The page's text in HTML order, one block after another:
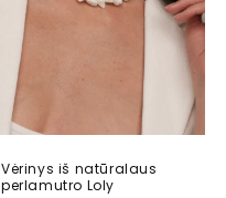
Vėrinys iš natūralaus
perlamutro Loly